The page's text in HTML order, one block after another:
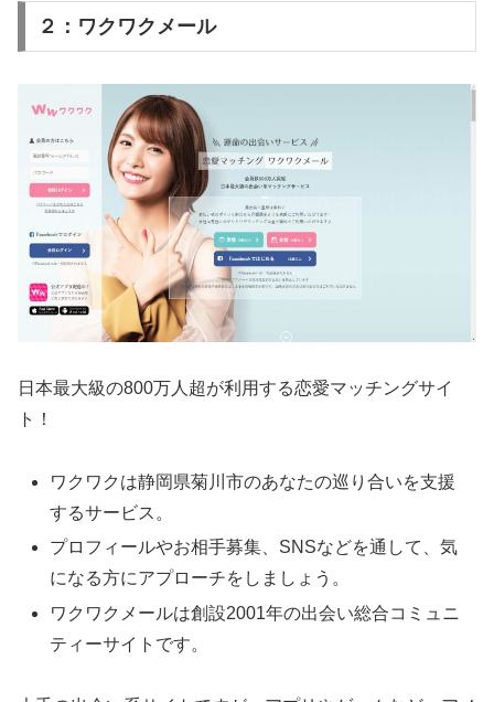
２：ワクワクメール
日本最大級の800万人超が利用する恋愛マッチングサイ
ト！
ワクワクは静岡県菊川市のあなたの巡り合いを支援
するサービス。
プロフィールやお相手募集、SNSなどを通して、気
になる方にアプローチをしましょう。
ワクワクメールは創設2001年の出会い総合コミュニ
ティーサイトです。